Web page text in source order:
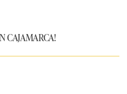
CAJAMARCA!